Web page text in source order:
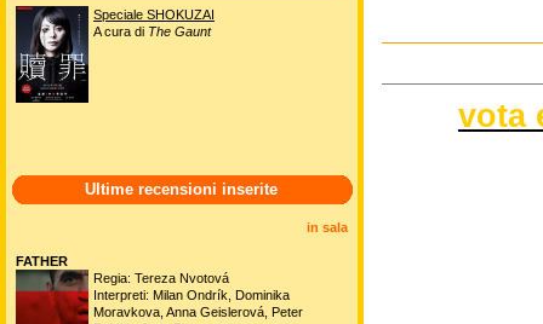
vota
Speciale SHOKUZAI
A cura di The Gaunt
Ultime recensioni inserite
in sala
FATHER
Regia: Tereza Nvotová
Interpreti: Milan Ondrík, Dominika
Moravkova, Anna Geislerová, Peter